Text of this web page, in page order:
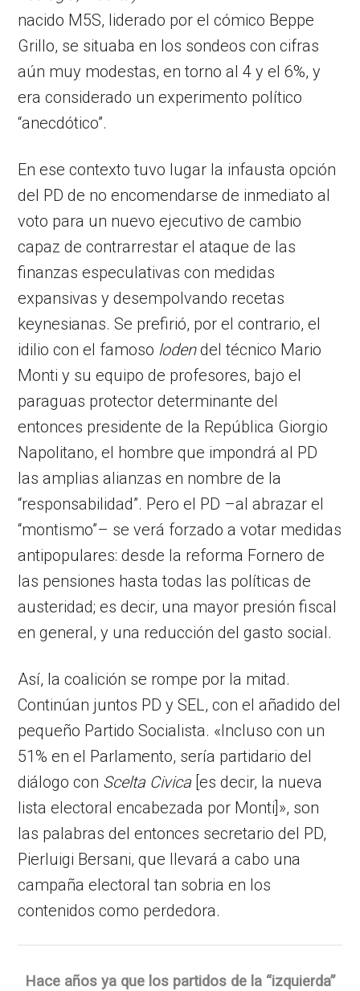
nacido M5S, liderado por el cómico Beppe
Grillo, se situaba en los sondeos con cifras
aún muy modestas, en torno al 4 y el 6%, y
era considerado un experimento político
“anecdótico”.
En ese contexto tuvo lugar la infausta opción
del PD de no encomendarse de inmediato al
voto para un nuevo ejecutivo de cambio
capaz de contrarrestar el ataque de las
finanzas especulativas con medidas
expansivas y desempolvando recetas
keynesianas. Se prefirió, por el contrario, el
idilio con el famoso lodendel técnico Mario
Monti y su equipo de profesores, bajo el
paraguas protector determinante del
entonces presidente de la República Giorgio
Napolitano, el hombre que impondrá al PD
las amplias alianzas en nombre de la
“responsabilidad”. Pero el PD –al abrazar el
“montismo”– se verá forzado a votar medidas
antipopulares: desde la reforma Fornero de
las pensiones hasta todas las políticas de
austeridad; es decir, una mayor presión fiscal
en general, y una reducción del gasto social.
Así, la coalición se rompe por la mitad.
Continúan juntos PD y SEL, con el añadido del
pequeño Partido Socialista. «Incluso con un
51% en el Parlamento, sería partidario del
diálogo con Scelta Civica [es decir, la nueva
lista electoral encabezada por Monti]», son
las palabras del entonces secretario del PD,
Pierluigi Bersani, que llevará a cabo una
campaña electoral tan sobria en los
contenidos como perdedora.
Hace años ya que los partidos de la “izquierda”